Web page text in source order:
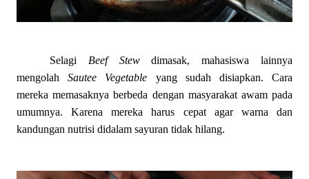
Selagi Beef Stewdimasak, mahasiswa lainnya
mengolahSautee Vegetable yang sudah disiapkan. Cara
mereka memasaknya berbeda dengan masyarakat awam pada
umumnya. Karena mereka harus cepat agar warna dan
kandungan nutrisi didalam sayuran tidak hilang.